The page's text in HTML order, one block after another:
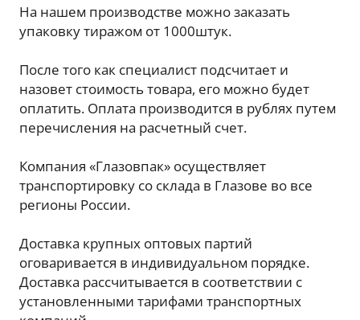
На нашем производстве можно заказать
упаковку тиражом от 1000штук.
После того как специалист подсчитает и
назовет стоимость товара, его можно будет
оплатить. Оплата производится в рублях путем
перечисления на расчетный счет.
Компания «Глазовпак» осуществляет
транспортировку со склада в Глазове во все
регионы России.
Доставка крупных оптовых партий
оговаривается в индивидуальном порядке.
Доставка рассчитывается в соответствии с
установленными тарифами транспортных